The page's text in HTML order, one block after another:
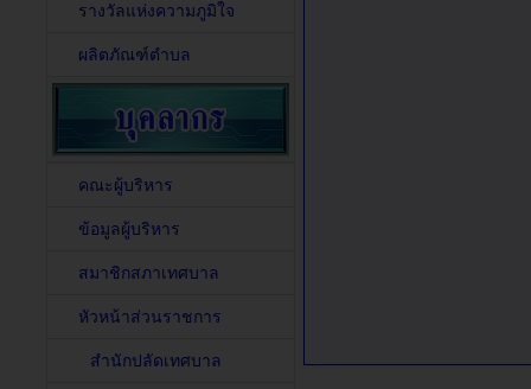
รางวัลแห่งความภูมิใจ
ผลิตภัณฑ์ตำบล
คณะผู้บริหาร
ข้อมูลผู้บริหาร
สมาชิกสภาเทศบาล
หัวหน้าส่วนราชการ
สำนักปลัดเทศบาล